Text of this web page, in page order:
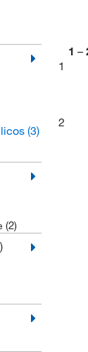
(3)
(2)
1 –
1
2